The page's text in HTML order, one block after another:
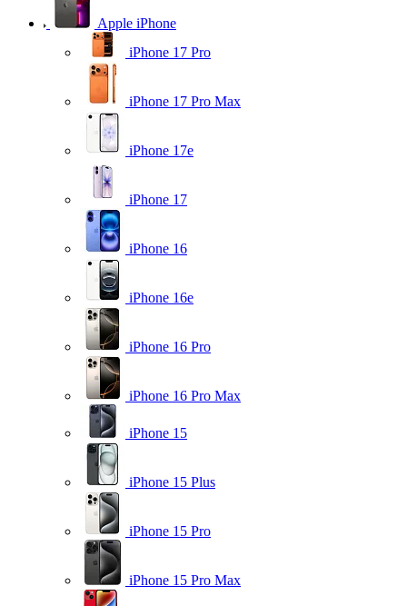
Apple iPhone
iPhone 17 Pro
iPhone 17 Pro Max
iPhone 17e
iPhone 17
iPhone 16
iPhone 16e
iPhone 16 Pro
iPhone 16 Pro Max
iPhone 15
iPhone 15 Plus
iPhone 15 Pro
iPhone 15 Pro Max